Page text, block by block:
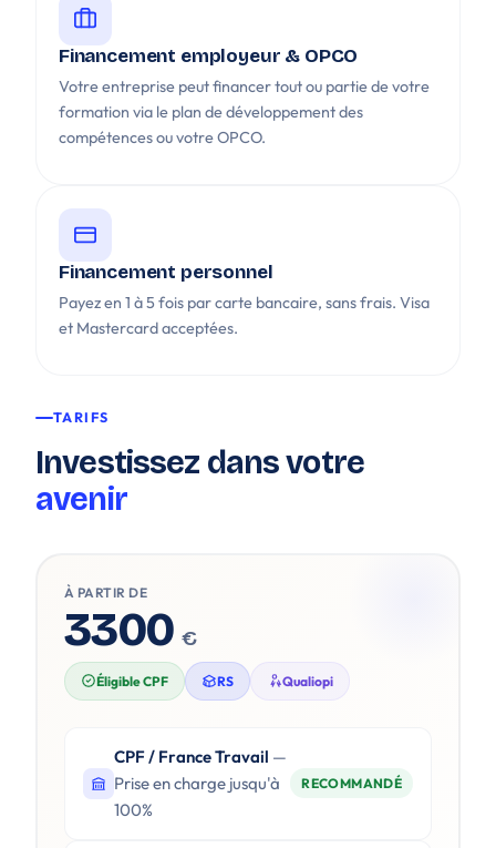
Financement employeur & OPCO
Votre entreprise peut financer tout ou partie de votre
formation via le plan de développement des
compétences ou votre OPCO.
Financement personnel
Payez en 1 à 5 fois par carte bancaire, sans frais. Visa
et Mastercard acceptées.
TARIFS
Investissez dans votre
avenir
À PARTIR DE
3300 €
Éligible CPF RS Qualiopi
CPF / France Travail —
Prise en charge jusqu'à
100%
RECOMMANDÉ